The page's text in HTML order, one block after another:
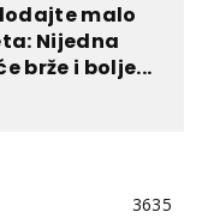
malo
Nijedna
brže i bolje...
3635